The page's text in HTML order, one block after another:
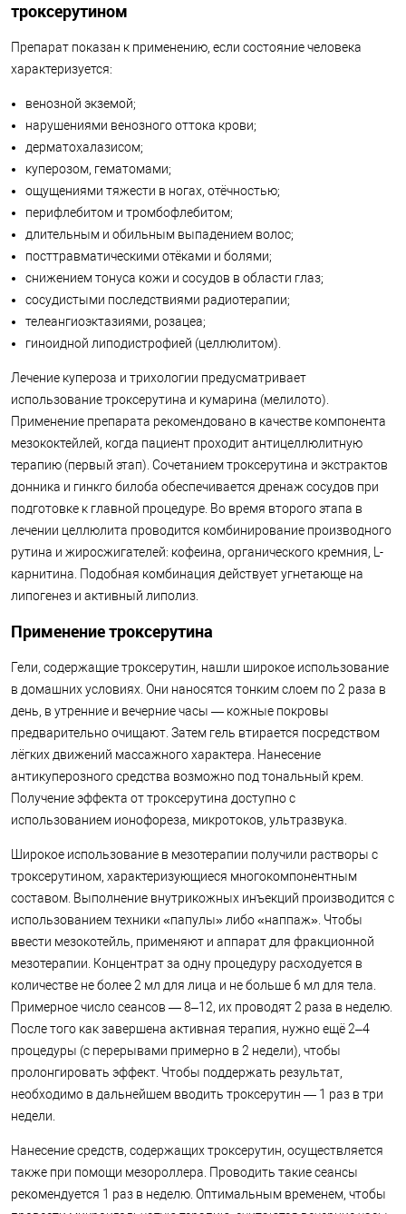
троксерутином
Препарат показан к применению, если состояние человека
характеризуется:
венозной экземой;
нарушениями венозного оттока крови;
дерматохалазисом;
куперозом, гематомами;
ощущениями тяжести в ногах, отёчностью;
перифлебитом и тромбофлебитом;
длительным и обильным выпадением волос;
посттравматическими отёками и болями;
снижением тонуса кожи и сосудов в области глаз;
сосудистыми последствиями радиотерапии;
телеангиоэктазиями, розацеа;
гиноидной липодистрофией (целлюлитом).
Лечение купероза и трихологии предусматривает
использование троксерутина и кумарина (мелилото).
Применение препарата рекомендовано в качестве компонента
мезококтейлей, когда пациент проходит антицеллюлитную
терапию (первый этап). Сочетанием троксерутина и экстрактов
донника и гинкго билоба обеспечивается дренаж сосудов при
подготовке к главной процедуре. Во время второго этапа в
лечении целлюлита проводится комбинирование производного
рутина и жиросжигателей: кофеина, органического кремния, L-
карнитина. Подобная комбинация действует угнетающе на
липогенез и активный липолиз.
Применение троксерутина
Гели, содержащие троксерутин, нашли широкое использование
в домашних условиях. Они наносятся тонким слоем по 2 раза в
день, в утренние и вечерние часы — кожные покровы
предварительно очищают. Затем гель втирается посредством
лёгких движений массажного характера. Нанесение
антикуперозного средства возможно под тональный крем.
Получение эффекта от троксерутина доступно с
использованием ионофореза, микротоков, ультразвука.
Широкое использование в мезотерапии получили растворы с
троксерутином, характеризующиеся многокомпонентным
составом. Выполнение внутрикожных инъекций производится с
использованием техники «папулы» либо «наппаж». Чтобы
ввести мезокотейль, применяют и аппарат для фракционной
мезотерапии. Концентрат за одну процедуру расходуется в
количестве не более 2 мл для лица и не больше 6 мл для тела.
Примерное число сеансов — 8–12, их проводят 2 раза в неделю.
После того как завершена активная терапия, нужно ещё 2–4
процедуры (с перерывами примерно в 2 недели), чтобы
пролонгировать эффект. Чтобы поддержать результат,
необходимо в дальнейшем вводить троксерутин — 1 раз в три
недели.
Нанесение средств, содержащих троксерутин, осуществляется
также при помощи мезороллера. Проводить такие сеансы
рекомендуется 1 раз в неделю. Оптимальным временем, чтобы